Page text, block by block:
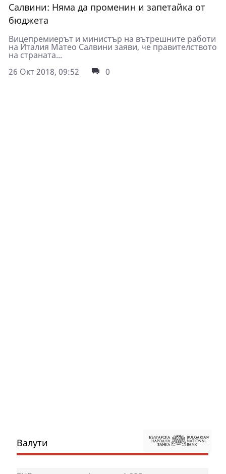
Салвини: Няма да променин и запетайка от
бюджета
Вицепремиерът и министър на вътрешните работи
на Италия Матео Салвини заяви, че правителството
на страната...
26 Окт 2018, 09:52
0
Валути